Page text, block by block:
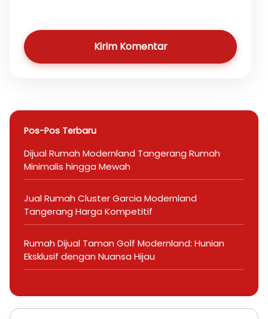
Kirim Komentar
Pos-Pos Terbaru
Dijual Rumah Modernland Tangerang Rumah
Minimalis hingga Mewah
Jual Rumah Cluster Garcia Modernland
Tangerang Harga Kompetitif
Rumah Dijual Taman Golf Modernland: Hunian
Eksklusif dengan Nuansa Hijau